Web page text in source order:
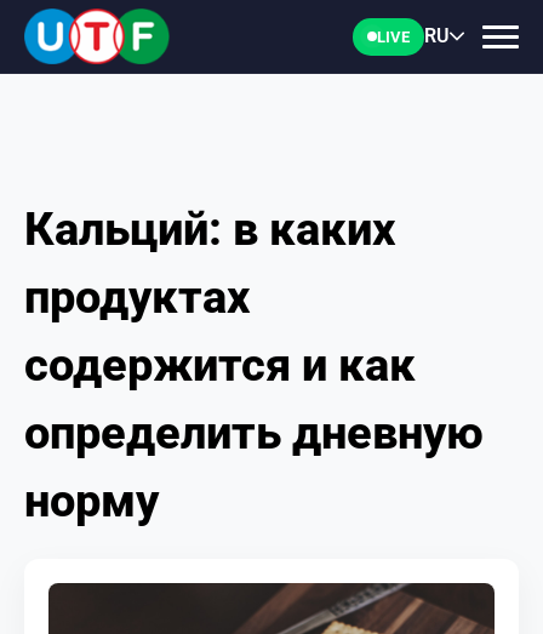
LIVE RU
ГЛАВНАЯ
ФТУ
НОВОСТИ
ДОКУМЕНТЫ
ПЕРСОНАЛИИ
Кальций: в каких
продуктах
содержится и как
определить дневную
норму